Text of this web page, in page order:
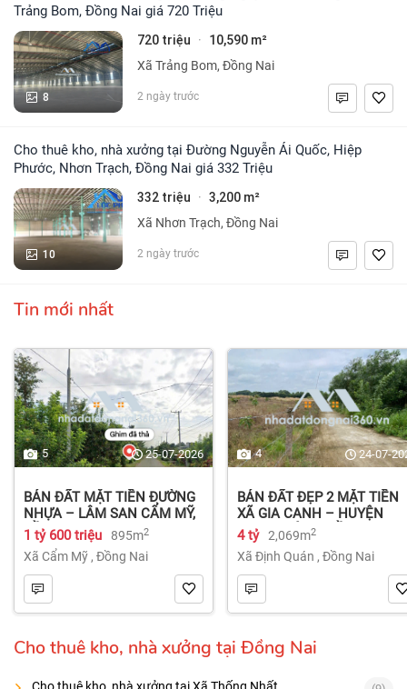
Trảng Bom, Đồng Nai giá 720 Triệu
8
720 triệu · 10,590 m²
Xã Trảng Bom, Đồng Nai
2 ngày trước
Cho thuê kho, nhà xưởng tại Đường Nguyễn Ái Quốc, Hiệp
Phước, Nhơn Trạch, Đồng Nai giá 332 Triệu
10
332 triệu · 3,200 m²
Xã Nhơn Trạch, Đồng Nai
2 ngày trước
Tin mới nhất
5 25-07-2026
BÁN ĐẤT MẶT TIỀN ĐƯỜNG
NHỰA – LÂM SAN CẨM MỸ,
ĐỒNG NAI.
1 tỷ 600 triệu 895m2
Xã Cẩm Mỹ , Đồng Nai
4 24-07-
BÁN ĐẤT ĐẸP 2 MẶT TIỀN
XÃ GIA CANH – HUYỆN
ĐỊNH QUÁN – ĐỒNG NAI dt
2.069m² 4 tỷ
4 tỷ 2,069m2
Xã Định Quán , Đồng Nai
Cho thuê kho, nhà xưởng tại Đồng Nai